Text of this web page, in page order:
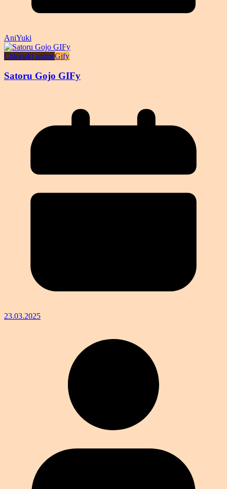
AniYuki
Chłopaki animeGify
Satoru Gojo GIFy
23.03.2025